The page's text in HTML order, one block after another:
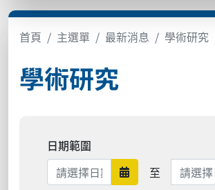
首頁 主選單 最新消息 學術研究
學術研究
日期範圍
日期範圍開始
至 日期範